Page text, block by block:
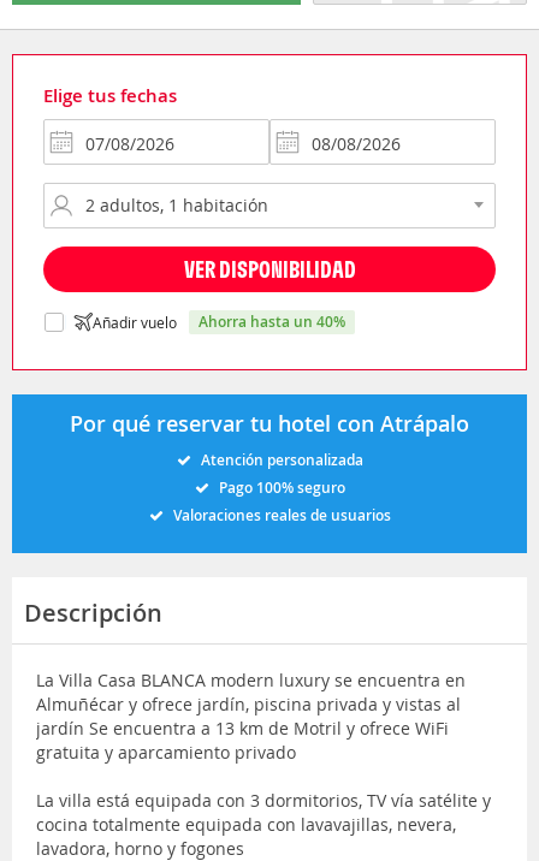
Elige tus fechas
VER DISPONIBILIDAD
Añadir vuelo ahorra hasta un 40%
Por qué reservar tu hotel con Atrápalo
Atención personalizada
Pago 100% seguro
Valoraciones reales de usuarios
Descripción
La Villa Casa BLANCA modern luxury se encuentra en
Almuñécar y ofrece jardín, piscina privada y vistas al
jardín Se encuentra a 13 km de Motril y ofrece WiFi
gratuita y aparcamiento privado
La villa está equipada con 3 dormitorios, TV vía satélite y
cocina totalmente equipada con lavavajillas, nevera,
lavadora, horno y fogones